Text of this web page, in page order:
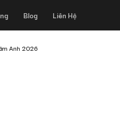
Blog Liên Hệ
Anh 2026